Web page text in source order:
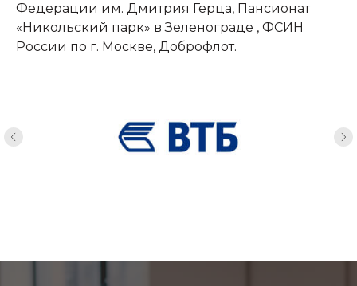
Федерации им. Дмитрия Герца, Пансионат
«Никольский парк» в Зеленограде , ФСИН
России по г. Москве, Доброфлот.